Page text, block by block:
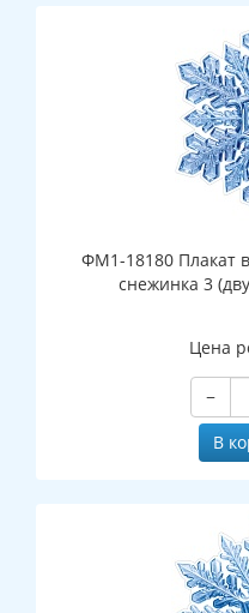
ФМ1-18180 Плакат
снежинка 3
Цена
−
В